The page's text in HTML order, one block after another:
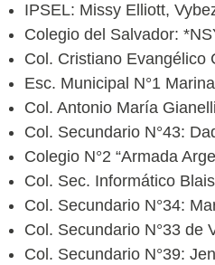
IPSEL: Missy Elliott,
Colegio del Salvador:
Col. Cristiano Evangélico
Esc. Municipal N°1
Col. Antonio María
Col. Secundario N°43:
Colegio N°2 “Armada
Col. Sec. Informático
Col. Secundario N°34:
Col. Secundario N°33 de
Col. Secundario N°39: